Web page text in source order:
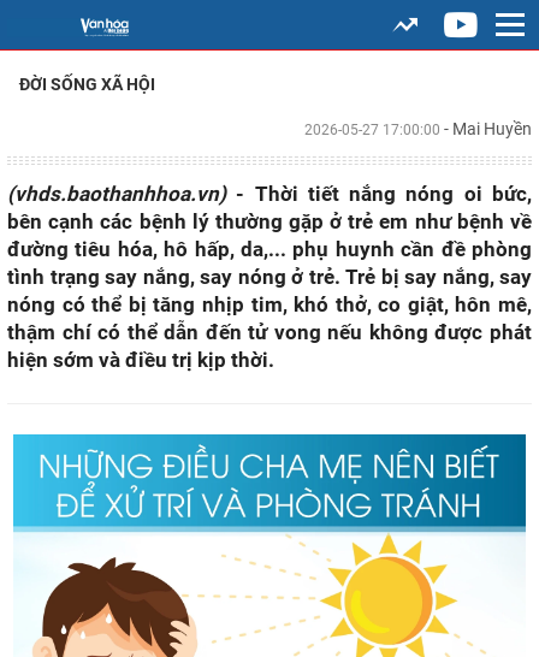
ĐỜI SỐNG XÃ HỘI
2026-05-27 17:00:00 - Mai Huyền
(vhds.baothanhhoa.vn)- Thời tiết nắng nóng oi bức,
bên cạnh các bệnh lý thường gặp ở trẻ em như bệnh về
đường tiêu hóa, hô hấp, da,... phụ huynh cần đề phòng
tình trạng say nắng, say nóng ở trẻ. Trẻ bị say nắng, say
nóng có thể bị tăng nhịp tim, khó thở, co giật, hôn mê,
thậm chí có thể dẫn đến tử vong nếu không được phát
hiện sớm và điều trị kịp thời.